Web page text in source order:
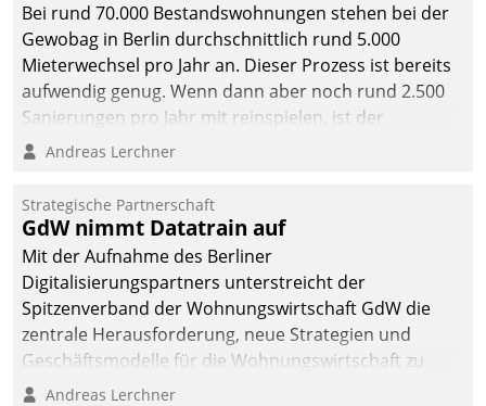
Bei rund 70.000 Bestandswohnungen stehen bei der
Gewobag in Berlin durchschnittlich rund 5.000
Mieterwechsel pro Jahr an. Dieser Prozess ist bereits
aufwendig genug. Wenn dann aber noch rund 2.500
Sanierungen pro Jahr mit reinspielen, ist der
Betreuungs- und Organisationsaufwand immens. Im
kommunale Wohnungsbauunternehmen daher
gemeinsam mit der Berliner Datatrain GmbH den
Teilprozess der Objektsanierung digitalisiert.
Andreas Lerchner
Strategische Partnerschaft
GdW nimmt Datatrain auf
Mit der Aufnahme des Berliner
Digitalisierungspartners unterstreicht der
Spitzenverband der Wohnungswirtschaft GdW die
zentrale Herausforderung, neue Strategien und
Geschäftsmodelle für die Wohnungswirtschaft zu
entwickeln.
Andreas Lerchner